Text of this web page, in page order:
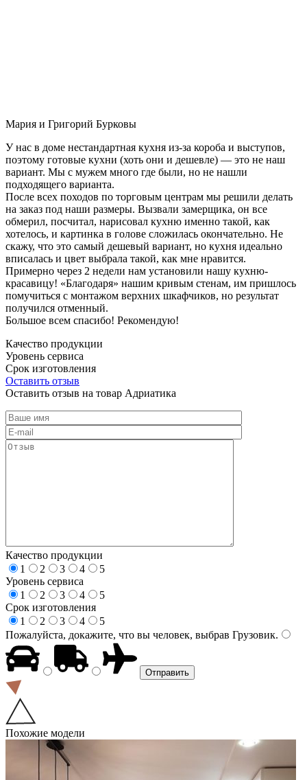
Мария и Григорий Бурковы
У нас в доме нестандартная кухня из-за короба и выступов,
поэтому готовые кухни (хоть они и дешевле) — это не наш
вариант. Мы с мужем много где были, но не нашли
подходящего варианта.
После всех походов по торговым центрам мы решили делать
на заказ под наши размеры. Вызвали замерщика, он все
обмерил, посчитал, нарисовал кухню именно такой, как
хотелось, и картинка в голове сложилась окончательно. Не
скажу, что это самый дешевый вариант, но кухня идеально
вписалась и цвет выбрала такой, как мне нравится.
Примерно через 2 недели нам установили нашу кухню-
красавицу! «Благодаря» нашим кривым стенам, им пришлось
помучиться с монтажом верхних шкафчиков, но результат
получился отменный.
Большое всем спасибо! Рекомендую!
Качество продукции
Уровень сервиса
Срок изготовления
Оставить отзыв
Оставить отзыв на товар Адриатика
Качество продукции
1
2 3 4
5
Уровень сервиса
1
2 3 4
5
Срок изготовления
1
2 3 4
5
Пожалуйста, докажите, что вы человек, выбрав Грузовик.
Похожие модели